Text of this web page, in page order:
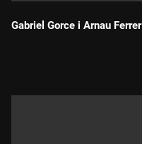
Gabriel Gorce i Arnau Ferrer